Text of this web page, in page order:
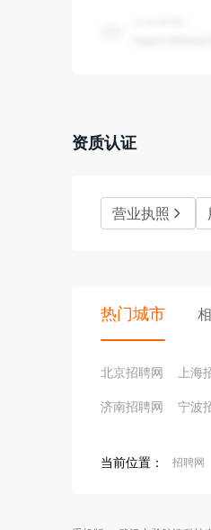
资质认证
营业执照
热门城市
北京招聘网 上海
济南招聘网 宁波
当前位置： 招聘网